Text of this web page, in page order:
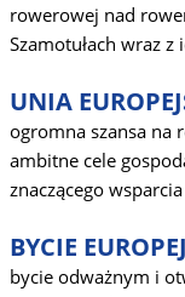
rowerowej nad
Szamotułach wraz z
UNIA
ogromna szansa na
ambitne cele
znaczącego
BYCIE
bycie odważnym i